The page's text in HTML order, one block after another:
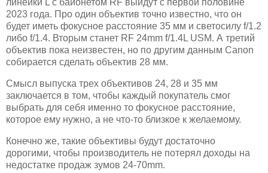
2023 года. Про один объектив точно известно, что он
будет иметь фокусное расстояние 35 мм и светосилу f/1.2
либо f/1.4. Вторым станет RF 24mm f/1.4L USM. А третий
объектив пока неизвестен, но по другим данным Canon
собирается сделать объектив 28 мм.
Смысл выпуска трех объективов 24, 28 и 35 мм
заключается в том, чтобы каждый покупатель смог
выбрать для себя именно то фокусное расстояние,
которое ему нужно, а не что-то близкое к желаемому.
Конечно же, такие объективы будут достаточно
дорогими, чтобы производитель не потерял доходы на
недостатке продаж зумов 24-70mm.